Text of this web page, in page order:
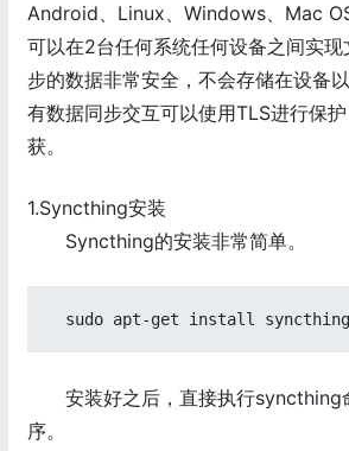
Android、Linux、Windows、Mac
可以在2台任何系统任何设备之间实
步的数据非常安全，不会存储在设备
有数据同步交互可以使用TLS进行保
获。
1.Syncthing安装
Syncthing的安装非常简单。
安装好之后，直接执行syncthing
序。